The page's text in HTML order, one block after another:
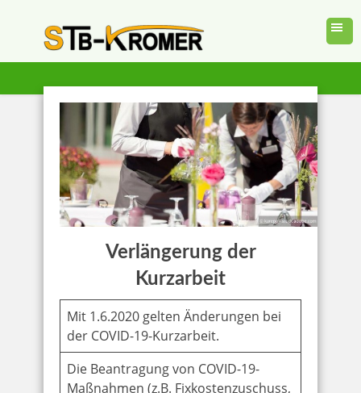
Verlängerung der
Kurzarbeit
Mit 1.6.2020 gelten Änderungen bei
der COVID-19-Kurzarbeit.
Die Beantragung von COVID-19-
Maßnahmen (z.B. Fixkostenzuschuss,